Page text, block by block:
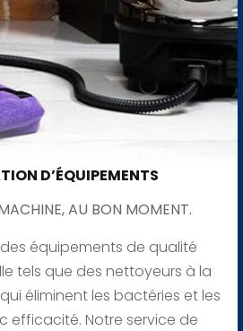
D’ÉQUIPEMENTS
AU BON MOMENT.
équipements de qualité
tels que des nettoyeurs à la
éliminent les bactéries et les
efficacité. Notre service de